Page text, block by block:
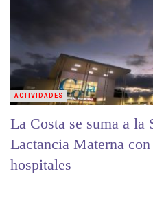
La Costa se suma a la
Lactancia Materna
hospitales
ACTIVIDADES